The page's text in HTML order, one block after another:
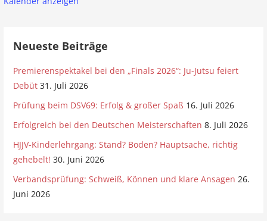
Neueste Beiträge
Premierenspektakel bei den „Finals 2026“: Ju-Jutsu feiert
Debüt 31. Juli 2026
Prüfung beim DSV69: Erfolg & großer Spaß 16. Juli 2026
Erfolgreich bei den Deutschen Meisterschaften 8. Juli 2026
HJJV-Kinderlehrgang: Stand? Boden? Hauptsache, richtig
gehebelt! 30. Juni 2026
Verbandsprüfung: Schweiß, Können und klare Ansagen 26.
Juni 2026